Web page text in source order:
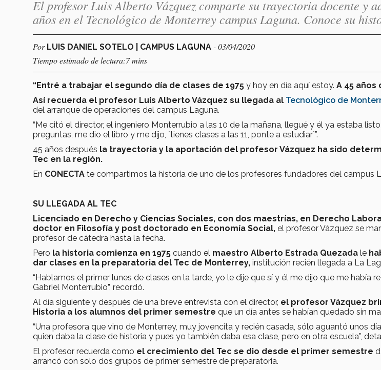
El profesor Luis Alberto Vázquez comparte su trayectoria docente y
años en el Tecnológico de Monterrey campus Laguna. Conoce su
Por LUIS DANIEL SOTELO | CAMPUS LAGUNA - 03/04/2020
Tiempo estimado de lectura:7 mins
“Entré a trabajar el segundo día de clases de 1975 y hoy en día aquí estoy. A 45 años
Así recuerda el profesor Luis Alberto Vázquez su llegada al Tecnológico de
del arranque de operaciones del campus Laguna.
“Me citó el director, el ingeniero Monterrubio a las 10 de la mañana, llegué y él ya estaba
preguntas, me dio el libro y me dijo, ´tienes clases a las 11, ponte a estudiar´”.
45 años después la trayectoria y la aportación del profesor Vázquez ha sido
Tec en la región.
En CONECTA te compartimos la historia de uno de los profesores fundadores del campus
SU LLEGADA AL TEC
Licenciado en Derecho y Ciencias Sociales, con dos maestrías, en Derecho
doctor en Filosofía y post doctorado en Economía Social, el profesor Vázquez se
profesor de cátedra hasta la fecha.
Pero la historia comienza en 1975 cuando el maestro Alberto Estrada Quezada le
dar clases en la preparatoria del Tec de Monterrey, institución recién llegada a La
“Hablamos el primer lunes de clases en la tarde, yo le dije que sí y él me dijo que me había
Gabriel Monterrubio”, recordó.
Al día siguiente y después de una breve entrevista con el director, el profesor Vázquez
Historia a los alumnos del primer semestre que un día antes se habían quedado sin
“Una profesora que vino de Monterrey, muy jovencita y recién casada, sólo aguantó unos
quien daba la clase de historia y pues yo también daba esa clase, pero en otra escuela”,
El profesor recuerda como el crecimiento del Tec se dio desde el primer semestre
arrancó con solo dos grupos de primer semestre de preparatoria.